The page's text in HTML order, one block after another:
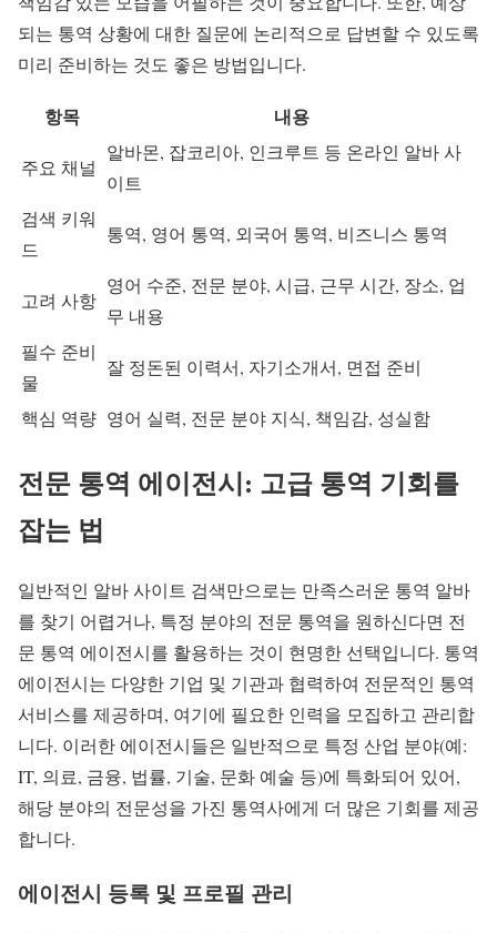
되는 통역 상황에 대한 질문에 논리적으로 답변할 수 있도록
미리 준비하는 것도 좋은 방법입니다.
항목 내용
주요 채널
알바몬, 잡코리아, 인크루트 등 온라인 알바 사
이트
검색 키워
드
통역, 영어 통역, 외국어 통역, 비즈니스 통역
고려 사항
영어 수준, 전문 분야, 시급, 근무 시간, 장소, 업
무 내용
필수 준비
물
잘 정돈된 이력서, 자기소개서, 면접 준비
핵심 역량 영어 실력, 전문 분야 지식, 책임감, 성실함
전문 통역 에이전시: 고급 통역 기회를
잡는 법
일반적인 알바 사이트 검색만으로는 만족스러운 통역 알바
를 찾기 어렵거나, 특정 분야의 전문 통역을 원하신다면 전
문 통역 에이전시를 활용하는 것이 현명한 선택입니다. 통역
에이전시는 다양한 기업 및 기관과 협력하여 전문적인 통역
서비스를 제공하며, 여기에 필요한 인력을 모집하고 관리합
니다. 이러한 에이전시들은 일반적으로 특정 산업 분야(예:
IT, 의료, 금융, 법률, 기술, 문화 예술 등)에 특화되어 있어,
해당 분야의 전문성을 가진 통역사에게 더 많은 기회를 제공
합니다.
에이전시 등록 및 프로필 관리